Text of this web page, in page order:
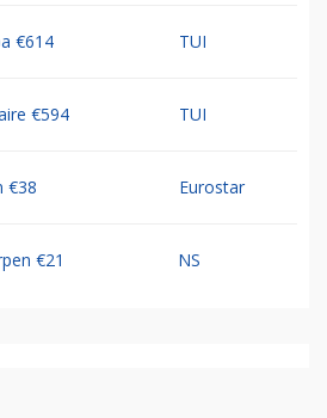
€614 TUI
€594 TUI
€38 Eurostar
€21 NS